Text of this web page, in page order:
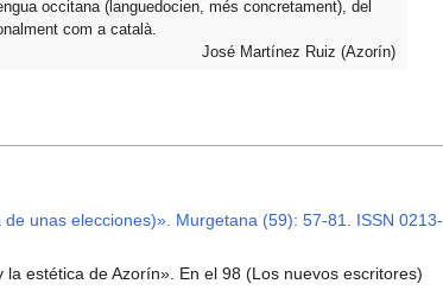
occitana (languedocien, més concretament), del
com a català.
José Martínez Ruiz (Azorín)
unas elecciones)». Murgetana (59): 57-81. ISSN 0213-
estética de Azorín». En el 98 (Los nuevos escritores)